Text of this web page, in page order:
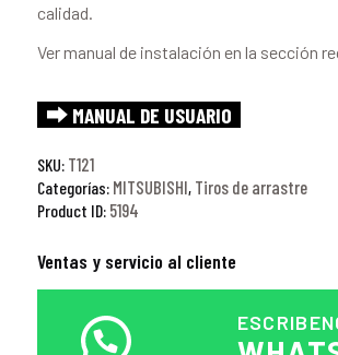
calidad.
Ver manual de instalación en la sección
⮕ MANUAL DE USUARIO
SKU: T121
Categorías: MITSUBISHI, Tiros de arrastre
Product ID: 5194
Ventas y servicio al cliente